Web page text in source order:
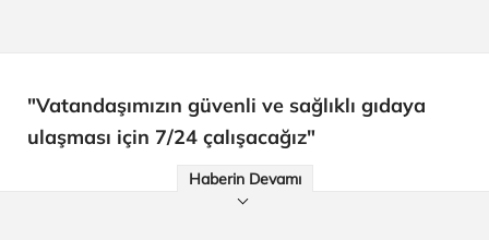
"Vatandaşımızın güvenli ve sağlıklı gıdaya
ulaşması için 7/24 çalışacağız"
Haberin Devamı